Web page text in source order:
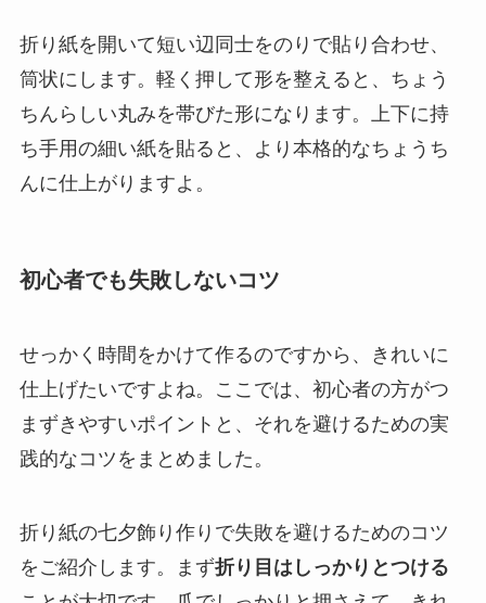
折り紙を開いて短い辺同士をのりで貼り合わせ、
筒状にします。軽く押して形を整えると、ちょう
ちんらしい丸みを帯びた形になります。上下に持
ち手用の細い紙を貼ると、より本格的なちょうち
んに仕上がりますよ。
初心者でも失敗しないコツ
せっかく時間をかけて作るのですから、きれいに
仕上げたいですよね。ここでは、初心者の方がつ
まずきやすいポイントと、それを避けるための実
践的なコツをまとめました。
折り紙の七夕飾り作りで失敗を避けるためのコツ
をご紹介します。まず折り目はしっかりとつける